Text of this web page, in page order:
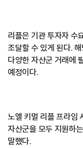
리플은 기관 투자자 수
조달할 수 있게 된다.
다양한 자산군 거래에
예정이다.
노엘 키멀 리플 프라임
자산군을 모두 지원하
말했다.